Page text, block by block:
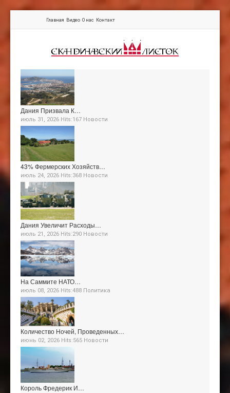
Главная Видео О нас Контакт
Дания Призвала К…
июль 31, 2026 Hits:167 Новости
43% Фермерских Хозяйств…
июль 24, 2026 Hits:368 Новости
Дания Увеличит Расходы…
июль 21, 2026 Hits:290 Новости
На Саммите НАТО…
июль 08, 2026 Hits:488 Политика
Количество Ночей, Проведенных…
июнь 02, 2026 Hits:565 Новости
Король Фредерик И…